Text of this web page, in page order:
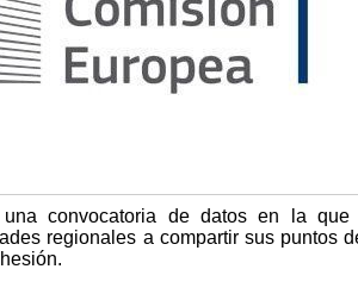
convocatoria de datos en la
regionales a compartir sus puntos